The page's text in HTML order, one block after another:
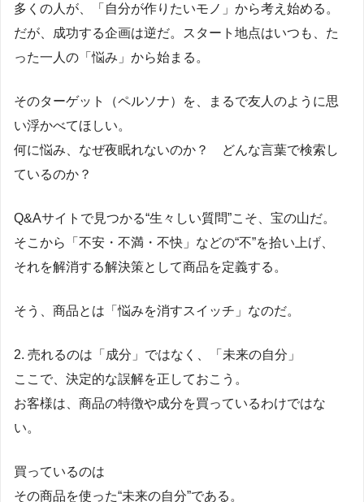
多くの人が、「自分が作りたいモノ」から考え始める。
だが、成功する企画は逆だ。スタート地点はいつも、た
った一人の「悩み」から始まる。
そのターゲット（ペルソナ）を、まるで友人のように思
い浮かべてほしい。
何に悩み、なぜ夜眠れないのか？ どんな言葉で検索し
ているのか？
Q&Aサイトで見つかる“生々しい質問”こそ、宝の山だ。
そこから「不安・不満・不快」などの“不”を拾い上げ、
それを解消する解決策として商品を定義する。
そう、商品とは「悩みを消すスイッチ」なのだ。
2. 売れるのは「成分」ではなく、「未来の自分」
ここで、決定的な誤解を正しておこう。
お客様は、商品の特徴や成分を買っているわけではな
い。
買っているのは
その商品を使った“未来の自分”である。